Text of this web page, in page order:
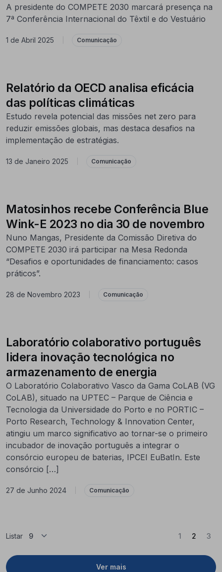
A presidente do COMPETE 2030 marcará presença na
7ª Conferência Internacional do Têxtil e do Vestuário
1 de Abril 2025 Comunicação
Relatório da OECD analisa eficácia
das políticas climáticas
Estudo revela potencial das missões net zero para
reduzir emissões globais, mas destaca desafios na
implementação de estratégias.
13 de Janeiro 2025 Comunicação
Matosinhos recebe Conferência Blue
Wink-E 2023 no dia 30 de novembro
Nuno Mangas, Presidente da Comissão Diretiva do
COMPETE 2030 irá participar na Mesa Redonda
“Desafios e oportunidades de financiamento: casos
práticos”.
28 de Novembro 2023 Comunicação
Laboratório colaborativo português
lidera inovação tecnológica no
armazenamento de energia
O Laboratório Colaborativo Vasco da Gama CoLAB (VG
CoLAB), situado na UPTEC – Parque de Ciência e
Tecnologia da Universidade do Porto e no PORTIC –
Porto Research, Technology & Innovation Center,
atingiu um marco significativo ao tornar-se o primeiro
incubador de inovação português a integrar o
consórcio europeu de baterias, IPCEI EuBatIn. Este
consórcio […]
27 de Junho 2024 Comunicação
Listar
Ver mais
1 2(Atual)
3